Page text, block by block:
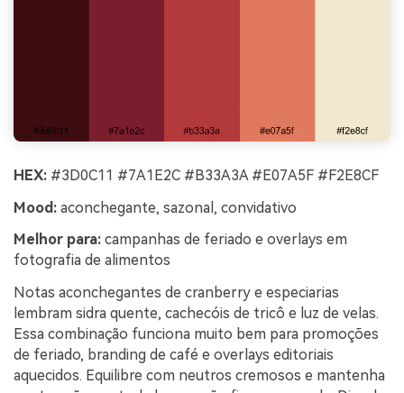
HEX: #3D0C11 #7A1E2C #B33A3A #E07A5F #F2E8CF
Mood: aconchegante, sazonal, convidativo
Melhor para: campanhas de feriado e overlays em
fotografia de alimentos
Notas aconchegantes de cranberry e especiarias
lembram sidra quente, cachecóis de tricô e luz de velas.
Essa combinação funciona muito bem para promoções
de feriado, branding de café e overlays editoriais
aquecidos. Equilibre com neutros cremosos e mantenha